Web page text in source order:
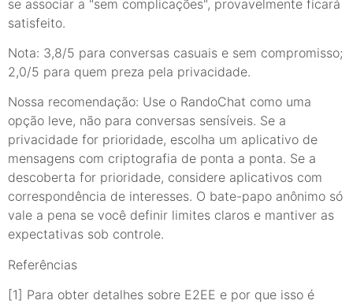
se associar a "sem complicações", provavelmente ficará
satisfeito.
Nota: 3,8/5 para conversas casuais e sem compromisso;
2,0/5 para quem preza pela privacidade.
Nossa recomendação: Use o RandoChat como uma
opção leve, não para conversas sensíveis. Se a
privacidade for prioridade, escolha um aplicativo de
mensagens com criptografia de ponta a ponta. Se a
descoberta for prioridade, considere aplicativos com
correspondência de interesses. O bate-papo anônimo só
vale a pena se você definir limites claros e mantiver as
expectativas sob controle.
Referências
[1] Para obter detalhes sobre E2EE e por que isso é